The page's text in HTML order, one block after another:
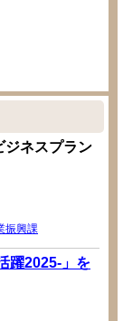
ジネスプラン
振興課
躍2025-」を